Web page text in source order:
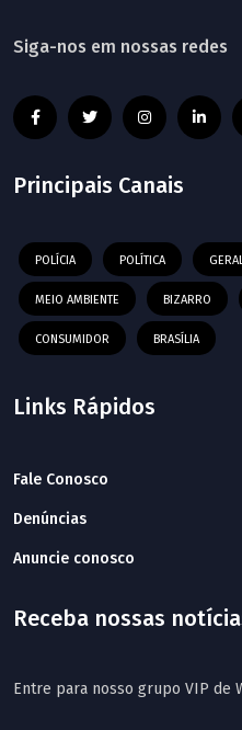
Siga-nos em nossas redes
Principais Canais
POLÍCIA POLÍTICA
MEIO AMBIENTE BIZARRO
CONSUMIDOR BRASÍLIA
Links Rápidos
Fale Conosco
Denúncias
Anuncie conosco
Receba nossas
Entre para nosso grupo VIP de